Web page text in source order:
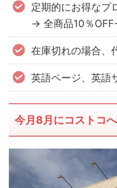
定期的にお得なプ
→ 全商品10％OFF
在庫切れの場合、
英語ページ、英語
今月8月にコストコ